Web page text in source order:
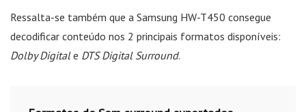
Ressalta-se também que a Samsung HW-T450 consegue
decodificar conteúdo nos 2 principais formatos disponíveis:
Dolby Digitale DTS Digital Surround.